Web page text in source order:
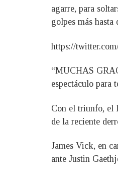
agarre, para
golpes más
https://
“MUCHAS
espectáculo para
Con el triunfo, el
de la reciente
James Vick, en
ante Justin